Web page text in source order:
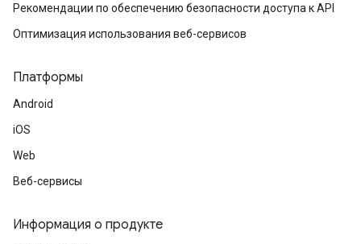
Рекомендации по обеспечению безопасности доступа к API
Оптимизация использования веб-сервисов
Платформы
Android
iOS
Web
Веб-сервисы
Информация о продукте